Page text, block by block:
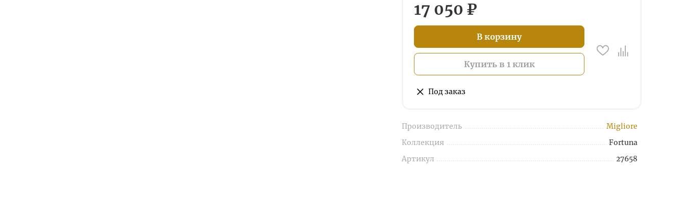
17 050 ₽
В корзину
Купить в 1 клик
Под заказ
Производитель
Migliore
Коллекция
Fortuna
Артикул
27658